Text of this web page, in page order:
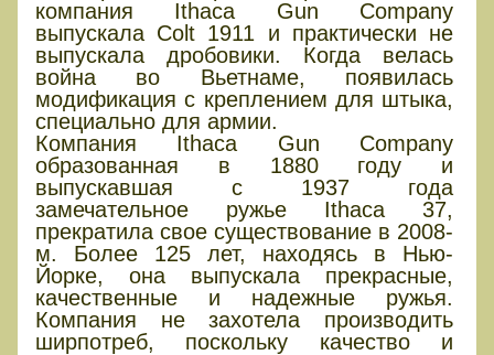
компания Ithaca Gun Company
выпускала Colt 1911 и практически не
выпускала дробовики. Когда велась
война во Вьетнаме, появилась
модификация с креплением для штыка,
специально для армии.
Компания Ithaca Gun Company
образованная в 1880 году и
выпускавшая с 1937 года
замечательное ружье Ithaca 37,
прекратила свое существование в 2008-
м. Более 125 лет, находясь в Нью-
Йорке, она выпускала прекрасные,
качественные и надежные ружья.
Компания не захотела производить
ширпотреб, поскольку качество и